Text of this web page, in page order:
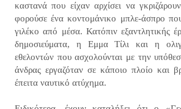
καστανά που είχαν αρχίσει να
φορούσε ένα κοντομάνικο μπλε-άσπρο
γιλέκο από μέσα. Κατόπιν εξαντλητικής
δημοσιεύματα, η Εμμα Τίλι και η
εθελοντών που ασχολούνται με την
άνδρας εργαζόταν σε κάποιο πλοίο και
έπειτα ναυτικό ατύχημα.